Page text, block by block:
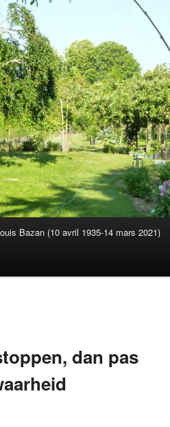
Bazan (10 avril 1935-14 mars 2021)
dan pas